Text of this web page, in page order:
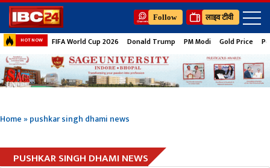
Follow लाइव टीवी
HOT NOW FIFA World Cup 2026 Donald Trump PM Modi Gold Price
Home»pushkar singh dhami news
PUSHKAR SINGH DHAMI NEWS